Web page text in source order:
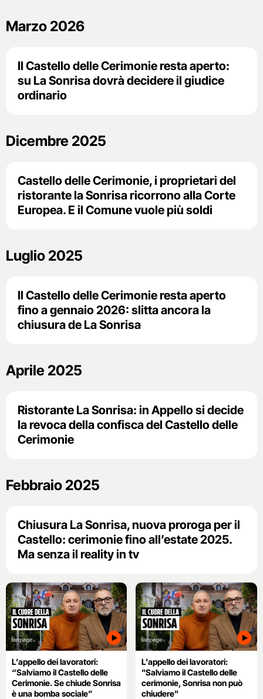
Marzo 2026
Il Castello delle Cerimonie resta aperto:
su La Sonrisa dovrà decidere il giudice
ordinario
Dicembre 2025
Castello delle Cerimonie, i proprietari del
ristorante la Sonrisa ricorrono alla Corte
Europea. E il Comune vuole più soldi
Luglio 2025
Il Castello delle Cerimonie resta aperto
fino a gennaio 2026: slitta ancora la
chiusura de La Sonrisa
Aprile 2025
Ristorante La Sonrisa: in Appello si decide
la revoca della confisca del Castello delle
Cerimonie
Febbraio 2025
Chiusura La Sonrisa, nuova proroga per il
Castello: cerimonie fino all’estate 2025.
Ma senza il reality in tv
L’appello dei lavoratori:
“Salviamo il Castello delle
Cerimonie. Se chiude Sonrisa
è una bomba sociale”
L'appello dei lavoratori:
"Salviamo il Castello delle
cerimonie, Sonrisa non può
chiudere"